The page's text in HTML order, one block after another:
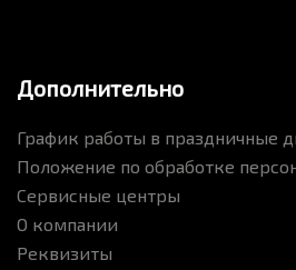
Дополнительно
График работы в праздничные
Положение по обработке
Сервисные центры
О компании
Реквизиты